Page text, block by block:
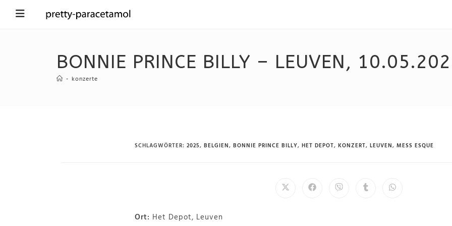
BONNIE PRINCE BILLY – LEUVEN,
- konzerte
SCHLAGWÖRTER: 2025, BELGIEN, BONNIE PRINCE BILLY, HET DEPOT, KONZERT, LEUVEN, MESS ESQUE
Ort: Het Depot, Leuven